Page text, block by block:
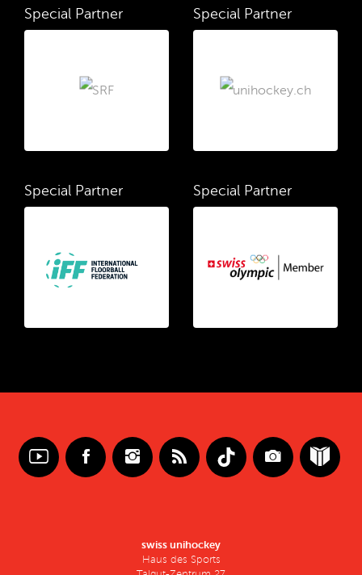
Special Partner Special Partner
Special Partner Special Partner
swiss unihockey
Haus des Sports